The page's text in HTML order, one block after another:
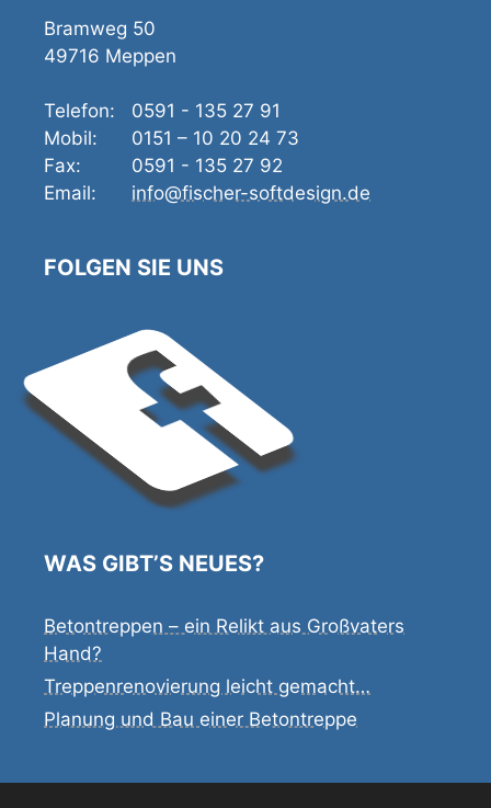
Bramweg 50
49716 Meppen
Telefon:
0591 - 135 27 91
Mobil:
0151 – 10 20 24 73
Fax:
0591 - 135 27 92
Email:
info@fischer-softdesign.de
FOLGEN SIE UNS
WAS GIBT’S NEUES?
Betontreppen – ein Relikt aus Großvaters
Hand?
Treppenrenovierung leicht gemacht…
Planung und Bau einer Betontreppe